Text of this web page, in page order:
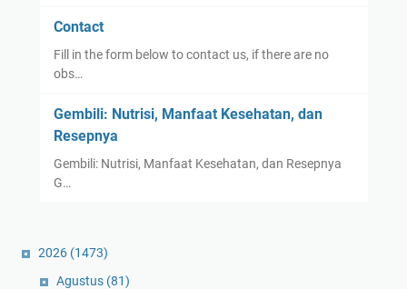
Contact
Fill in the form below to contact us, if there are no
obs…
Gembili: Nutrisi, Manfaat Kesehatan, dan
Resepnya
Gembili: Nutrisi, Manfaat Kesehatan, dan Resepnya
G…
2026 (1473)
Agustus (81)